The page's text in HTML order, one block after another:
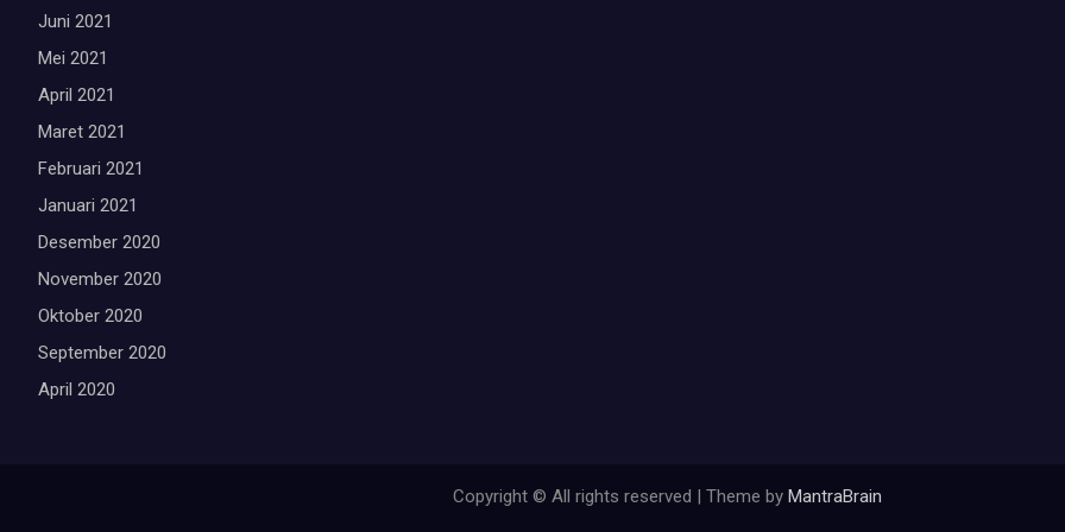
Juni 2021
Mei 2021
April 2021
Maret 2021
Februari 2021
Januari 2021
Desember 2020
November 2020
Oktober 2020
September 2020
April 2020
Copyright © All rights reserved | Theme by MantraBrain